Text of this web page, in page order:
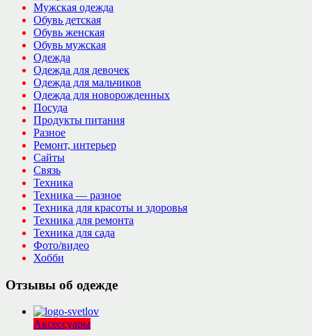
Мужская одежда
Обувь детская
Обувь женская
Обувь мужская
Одежда
Одежда для девочек
Одежда для мальчиков
Одежда для новорожденных
Посуда
Продукты питания
Разное
Ремонт, интерьер
Сайты
Связь
Техника
Техника — разное
Техника для красоты и здоровья
Техника для ремонта
Техника для сада
Фото/видео
Хобби
Отзывы об одежде
Аксессуары